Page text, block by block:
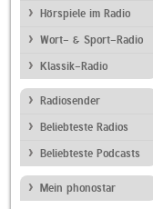
Hörspiele im Radio
Wort- & Sport-Radio
Klassik-Radio
Radiosender
Beliebteste Radios
Beliebteste Podcasts
Mein phonostar